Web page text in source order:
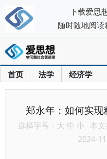
首页 法学 经济学
郑永年：如何实现
选择字号： 大 中 小 本文
2024-
下载爱思
随时随地阅